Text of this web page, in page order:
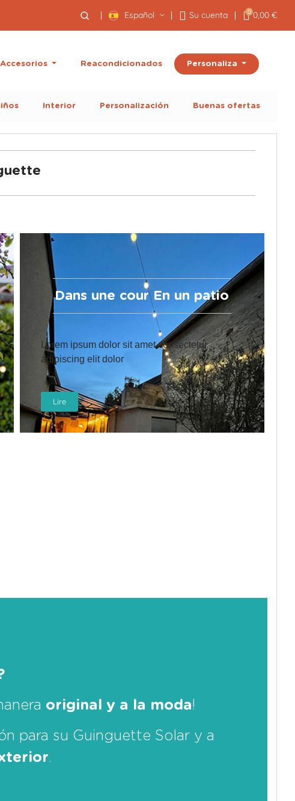
Español Su cuenta 0 0,00 €
Accesorios Reacondicionados Personaliza
Interior Personalización Buenas ofertas
Dans une cour En un patio
Lorem ipsum dolor sit amet consectetur
adipiscing elit dolor
Lire
original y a la moda!
para su Guinguette Solar y a
.